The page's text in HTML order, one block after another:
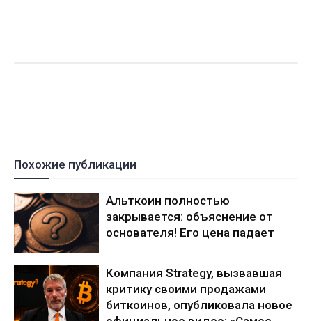
Похожие публикации
Альткоин полностью
закрывается: объяснение от
основателя! Его цена падает
Компания Strategy, вызвавшая
критику своими продажами
биткоинов, опубликовала новое